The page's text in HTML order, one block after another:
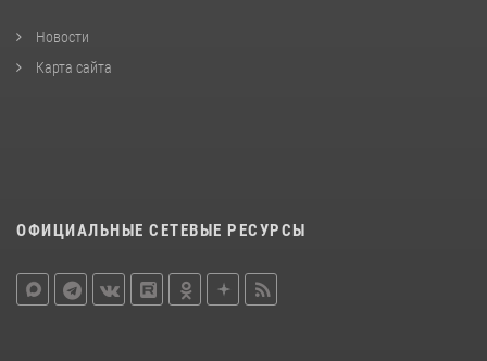
Новости
Карта сайта
ОФИЦИАЛЬНЫЕ СЕТЕВЫЕ РЕСУРСЫ